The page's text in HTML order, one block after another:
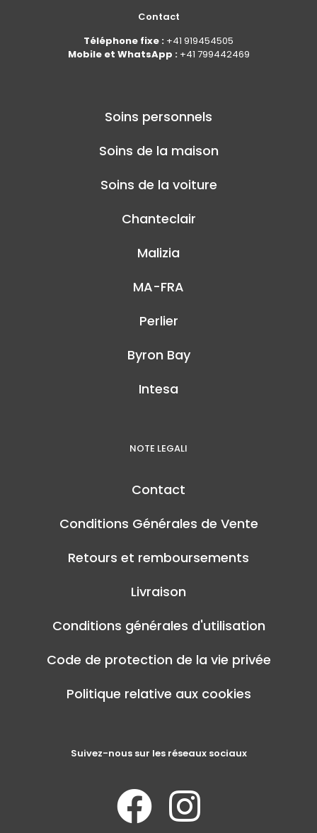
Contact
Téléphone fixe : +41 919454505
Mobile et WhatsApp : +41 799442469
Soins personnels
Soins de la maison
Soins de la voiture
Chanteclair
Malizia
MA-FRA
Perlier
Byron Bay
Intesa
NOTE LEGALI
Contact
Conditions Générales de Vente
Retours et remboursements
Livraison
Conditions générales d'utilisation
Code de protection de la vie privée
Politique relative aux cookies
Suivez-nous sur les réseaux sociaux